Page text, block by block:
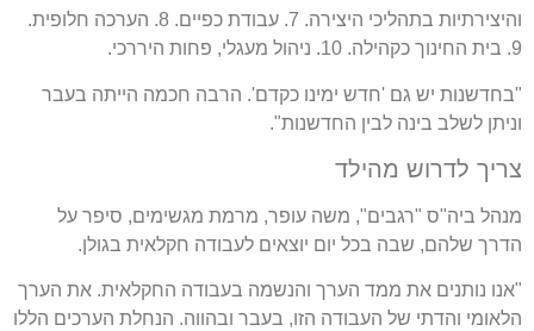
והיצירתיות בתהליכי היצירה. 7. עבודת כפיים. 8. הערכה חלופית.
9. בית החינוך כקהילה. 10. ניהול מעגלי, פחות היררכי.
"בחדשנות יש גם 'חדש ימינו כקדם'. הרבה חכמה הייתה בעבר
וניתן לשלב בינה לבין החדשנות".
צריך לדרוש מהילד
מנהל ביה"ס "רגבים", משה עופר, מרמת מגשימים, סיפר על
הדרך שלהם, שבה בכל יום יוצאים לעבודה חקלאית בגולן.
"אנו נותנים את ממד הערך והנשמה בעבודה החקלאית. את הערך
הלאומי והדתי של העבודה הזו, בעבר ובהווה. הנחלת הערכים הללו